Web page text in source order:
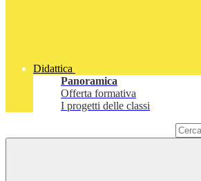
Didattica
Panoramica
Offerta formativa
I progetti delle classi